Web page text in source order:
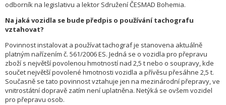
odborník na legislativu a lektor Sdružení ČESMAD Bohemia.
Na jaká vozidla se bude předpis o používání tachografu
vztahovat?
Povinnost instalovat a používat tachograf je stanovena aktuálně
platným nařízením č. 561/2006 ES. Jedná se o vozidla pro přepravu
zboží s největší povolenou hmotností nad 2,5 t nebo o soupravy, kde
součet největší povolené hmotnosti vozidla a přívěsu přesáhne 2,5 t.
Současně se tato povinnost vztahuje jen na mezinárodní přepravy, ve
vnitrostátní dopravě zatím není uplatněna. Netýká se ovšem vozidel
pro přepravu osob.